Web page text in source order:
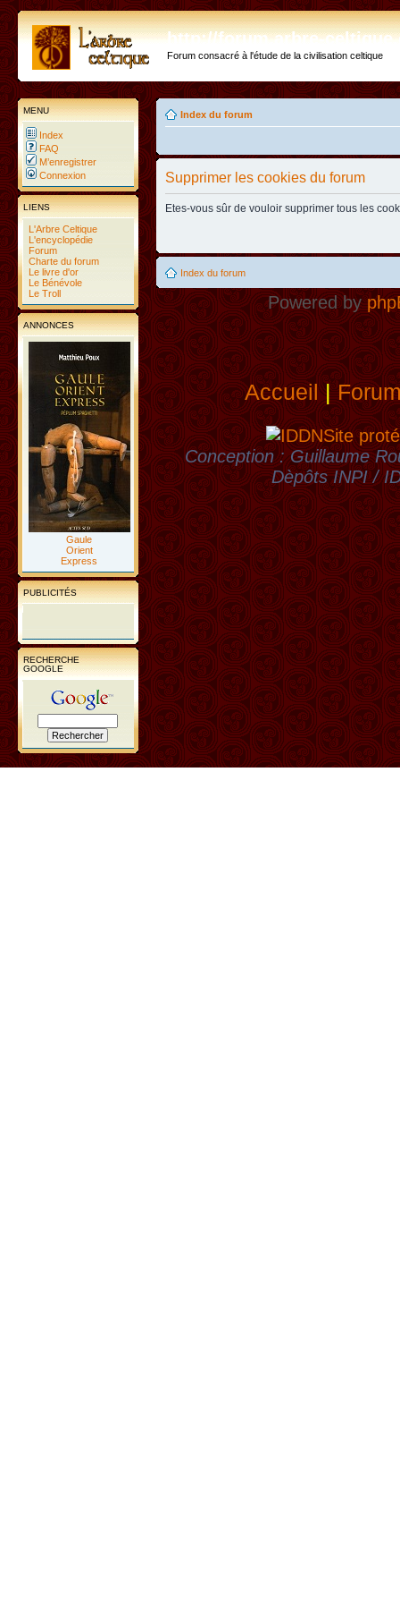
http://forum.arbre-
Forum consacré à l'étude de la civilisation celtique
MENU
Index
FAQ
M’enregistrer
Connexion
LIENS
L'Arbre Celtique
L'encyclopédie
Forum
Charte du forum
Le livre d'or
Le Bénévole
Le Troll
ANNONCES
Gaule
Orient
Express
PUBLICITÉS
RECHERCHE
GOOGLE
Index du forum
Supprimer les cookies du forum
Etes-vous sûr de vouloir supprimer tous les
Index du forum
Powered by
Accueil|
Site
Conception : Guillaume
Dèpôts INPI /